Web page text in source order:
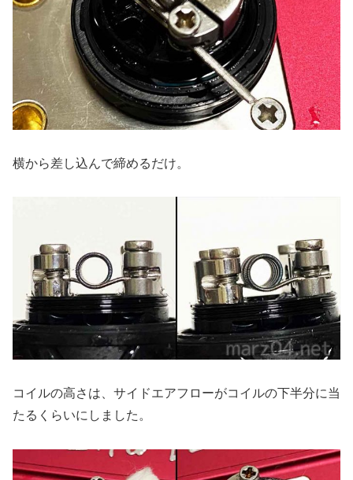
横から差し込んで締めるだけ。
コイルの高さは、サイドエアフローがコイルの下半分に当
たるくらいにしました。